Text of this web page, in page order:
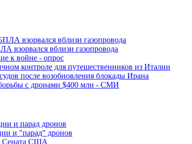
взорвался вблизи газопровода
к войне - опрос
контроле для путешественников из Италии
после возобновления блокады Ирана
с дронами $400 млн - СМИ
и "парад" дронов